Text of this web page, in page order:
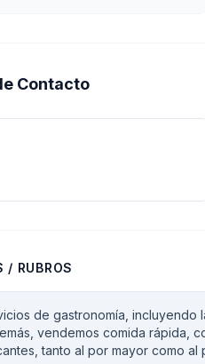
Contacto
/ RUBROS
de gastronomía, incluyendo
vendemos comida rápida,
tanto al por mayor como al